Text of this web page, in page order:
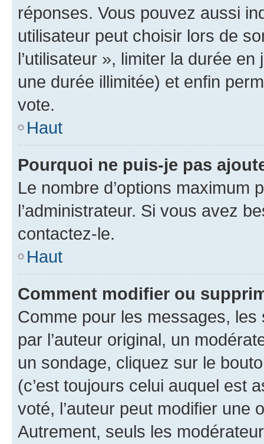
réponses. Vous pouvez aussi
utilisateur peut choisir lors de
l’utilisateur », limiter la durée
une durée illimitée) et enfin
vote.
Haut
Pourquoi ne puis-je pas
Le nombre d’options maximum
l’administrateur. Si vous avez
contactez-le.
Haut
Comment modifier ou
Comme pour les messages,
par l’auteur original, un
un sondage, cliquez sur le
(c’est toujours celui auquel est
voté, l’auteur peut modifier une
Autrement, seuls les